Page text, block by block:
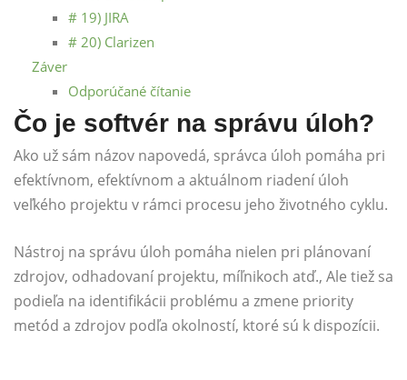
# 19) JIRA
# 20) Clarizen
Záver
Odporúčané čítanie
Čo je softvér na správu úloh?
Ako už sám názov napovedá, správca úloh pomáha pri
efektívnom, efektívnom a aktuálnom riadení úloh
veľkého projektu v rámci procesu jeho životného cyklu.
Nástroj na správu úloh pomáha nielen pri plánovaní
zdrojov, odhadovaní projektu, míľnikoch atď., Ale tiež sa
podieľa na identifikácii problému a zmene priority
metód a zdrojov podľa okolností, ktoré sú k dispozícii.